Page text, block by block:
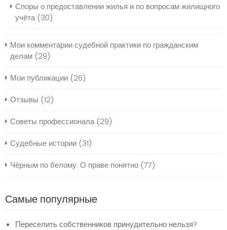
Споры о предоставлении жилья и по вопросам жилищного
учёта(30)
Мои комментарии судебной практики по гражданским
делам (29)
Мои публикации (26)
Отзывы (12)
Советы профессионала(29)
Судебные истории (31)
Чёрным по белому. О праве понятно (77)
Самые популярные
Переселить собственников принудительно нельзя?